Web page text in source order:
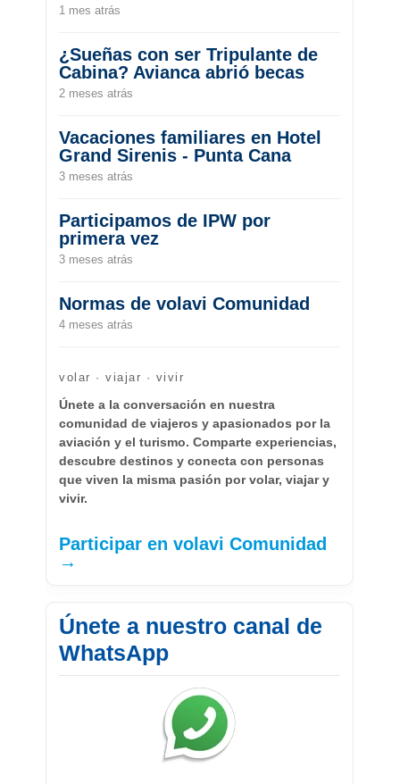
1 mes atrás
¿Sueñas con ser Tripulante de
Cabina? Avianca abrió becas
2 meses atrás
Vacaciones familiares en Hotel
Grand Sirenis - Punta Cana
3 meses atrás
Participamos de IPW por
primera vez
3 meses atrás
Normas de volavi Comunidad
4 meses atrás
volar · viajar · vivir
Únete a la conversación en nuestra
comunidad de viajeros y apasionados por la
aviación y el turismo. Comparte experiencias,
descubre destinos y conecta con personas
que viven la misma pasión por volar, viajar y
vivir.
Participar en volavi Comunidad
→
Únete a nuestro canal de
WhatsApp